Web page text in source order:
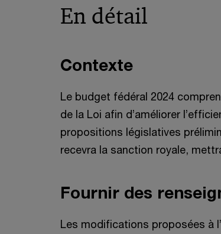
En détail
Contexte
Le budget fédéral 2024
de la Loi afin d’améliorer
propositions législatives
recevra la sanction royale,
Fournir des
Les modifications proposées à